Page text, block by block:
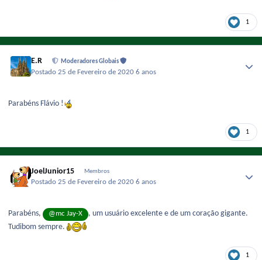
1
E.R Moderadores Globais
Postado25 de Fevereiro de 20206 anos
Parabéns Flávio !
1
JoelJunior15 Membros
Postado25 de Fevereiro de 20206 anos
Parabéns, @mc Jay-X
, um usuário excelente e de um coração gigante.
Tudibom sempre.
1